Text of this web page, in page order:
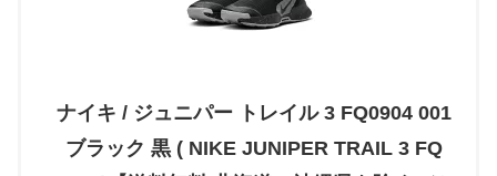
ナイキ / ジュニパー トレイル 3 FQ0904 001
ブラック 黒 ( NIKE JUNIPER TRAIL 3 FQ